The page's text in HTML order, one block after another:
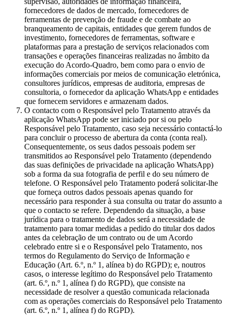
fornecedores de dados de mercado, fornecedores de
ferramentas de prevenção de fraude e de combate ao
branqueamento de capitais, entidades que gerem fundos de
investimento, fornecedores de ferramentas, software e
plataformas para a prestação de serviços relacionados com
transações e operações financeiras realizadas no âmbito da
execução do Acordo-Quadro, bem como para o envio de
informações comerciais por meios de comunicação eletrónica,
consultores jurídicos, empresas de auditoria, empresas de
consultoria, o fornecedor da aplicação WhatsApp e entidades
que fornecem servidores e armazenam dados.
O contacto com o Responsável pelo Tratamento através da
aplicação WhatsApp pode ser iniciado por si ou pelo
Responsável pelo Tratamento, caso seja necessário contactá-lo
para concluir o processo de abertura da conta (conta real).
Consequentemente, os seus dados pessoais podem ser
transmitidos ao Responsável pelo Tratamento (dependendo
das suas definições de privacidade na aplicação WhatsApp)
sob a forma da sua fotografia de perfil e do seu número de
telefone. O Responsável pelo Tratamento poderá solicitar-lhe
que forneça outros dados pessoais apenas quando for
necessário para responder à sua consulta ou tratar do assunto a
que o contacto se refere. Dependendo da situação, a base
jurídica para o tratamento de dados será a necessidade de
tratamento para tomar medidas a pedido do titular dos dados
antes da celebração de um contrato ou de um Acordo
celebrado entre si e o Responsável pelo Tratamento, nos
termos do Regulamento do Serviço de Informação e
Educação (Art. 6.º, n.º 1, alínea b) do RGPD); e, noutros
casos, o interesse legítimo do Responsável pelo Tratamento
(art. 6.º, n.º 1, alínea f) do RGPD), que consiste na
necessidade de resolver a questão comunicada relacionada
com as operações comerciais do Responsável pelo Tratamento
(art. 6.º, n.º 1, alínea f) do RGPD).